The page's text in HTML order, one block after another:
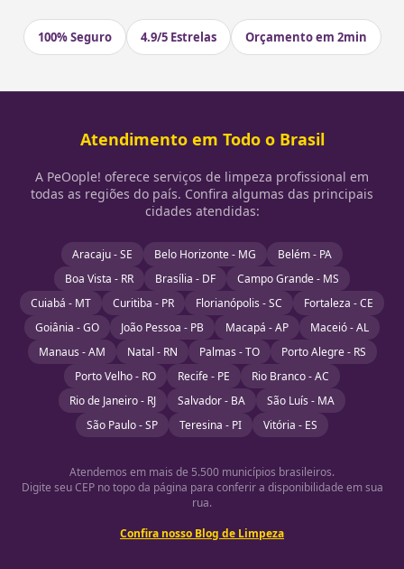
100% Seguro 4.9/5 Estrelas Orçamento em 2min
Atendimento em Todo o Brasil
A PeOople! oferece serviços de limpeza profissional em
todas as regiões do país. Confira algumas das principais
cidades atendidas:
Aracaju - SE Belo Horizonte - MG
Belém - PA
Boa Vista - RR
Brasília - DF
Campo Grande - MS
Cuiabá - MT
Curitiba - PR Florianópolis - SC
Fortaleza - CE
Goiânia - GO
João Pessoa - PB Macapá - AP
Maceió - AL
Manaus - AM
Natal - RN Palmas - TO
Porto Alegre - RS
Porto Velho - RO
Recife - PE
Rio Branco - AC
Rio de Janeiro - RJ
Salvador - BA
São Luís - MA
São Paulo - SP
Teresina - PI Vitória - ES
Atendemos em mais de 5.500 municípios brasileiros.
Digite seu CEP no topo da página para conferir a disponibilidade em sua
rua.
Confira nosso Blog de Limpeza